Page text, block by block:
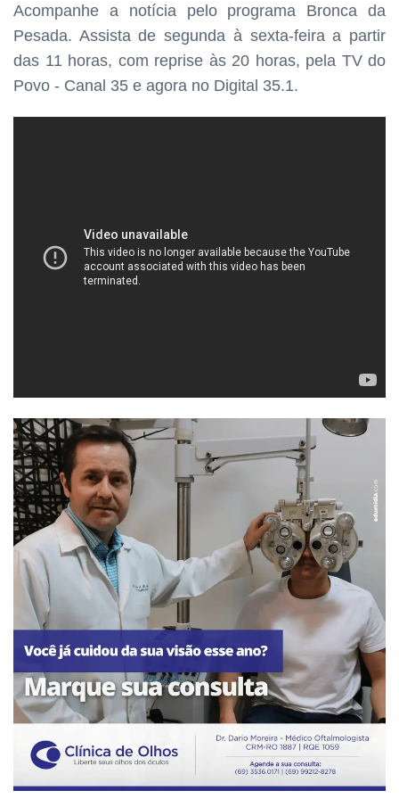
Acompanhe a notícia pelo programa Bronca da
Pesada. Assista de segunda à sexta-feira a partir
das 11 horas, com reprise às 20 horas, pela TV do
Povo - Canal 35 e agora no Digital 35.1.